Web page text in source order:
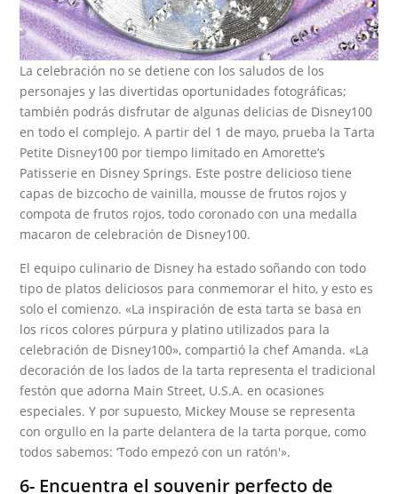
La celebración no se detiene con los saludos de los
personajes y las divertidas oportunidades fotográficas;
también podrás disfrutar de algunas delicias de Disney100
en todo el complejo. A partir del 1 de mayo, prueba la Tarta
Petite Disney100 por tiempo limitado en Amorette’s
Patisserie en Disney Springs. Este postre delicioso tiene
capas de bizcocho de vainilla, mousse de frutos rojos y
compota de frutos rojos, todo coronado con una medalla
macaron de celebración de Disney100.
El equipo culinario de Disney ha estado soñando con todo
tipo de platos deliciosos para conmemorar el hito, y esto es
solo el comienzo. «La inspiración de esta tarta se basa en
los ricos colores púrpura y platino utilizados para la
celebración de Disney100», compartió la chef Amanda. «La
decoración de los lados de la tarta representa el tradicional
festón que adorna Main Street, U.S.A. en ocasiones
especiales. Y por supuesto, Mickey Mouse se representa
con orgullo en la parte delantera de la tarta porque, como
todos sabemos: ‘Todo empezó con un ratón'».
6- Encuentra el souvenir perfecto de